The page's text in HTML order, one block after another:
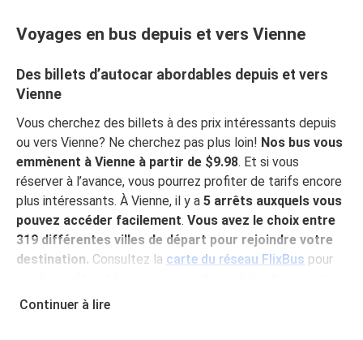
Voyages en bus depuis et vers Vienne
Des billets d’autocar abordables depuis et vers
Vienne
Vous cherchez des billets à des prix intéressants depuis
ou vers Vienne? Ne cherchez pas plus loin! Nos bus vous
emmènent à Vienne à partir de $9.98. Et si vous
réserver à l’avance, vous pourrez profiter de tarifs encore
plus intéressants. À Vienne, il y a 5 arrêts auxquels vous
pouvez accéder facilement. Vous avez le choix entre
319 différentes villes de départ pour rejoindre votre
destination. Consultez la carte du réseau FlixBus pour
ville!
Continuer à lire